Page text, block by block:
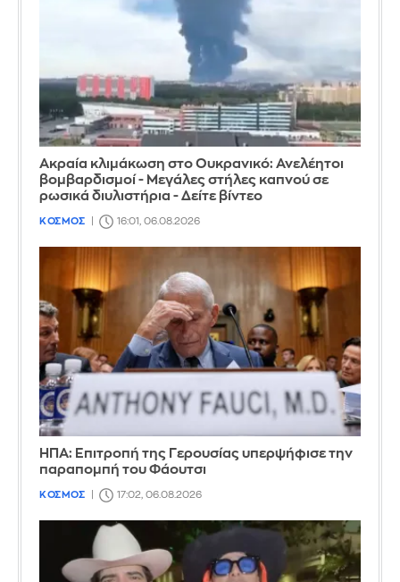
Ακραία κλιμάκωση στο Ουκρανικό: Ανελέητοι
βομβαρδισμοί - Μεγάλες στήλες καπνού σε
ρωσικά διυλιστήρια - Δείτε βίντεο
ΚΟΣΜΟΣ 16:01, 06.08.2026
ΗΠΑ: Επιτροπή της Γερουσίας υπερψήφισε την
παραπομπή του Φάουτσι
ΚΟΣΜΟΣ 17:02, 06.08.2026